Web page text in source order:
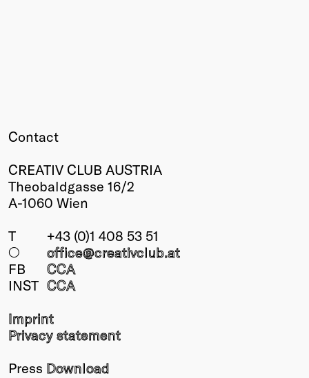
Contact
CREATIV CLUB AUSTRIA
Theobaldgasse 16/2
A-1060 Wien
T
+43 (0)1 408 53 51
○
office@creativclub.at
FB
CCA
INST CCA
Imprint
Privacy statement
Press Download